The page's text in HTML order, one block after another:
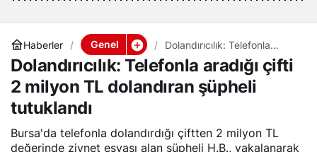
Haberler Genel
Dolandırıcılık: Telefonla
aradığı çifti 2 milyon TL
dolandıran şüpheli tutuklandı
Dolandırıcılık: Telefonla aradığı çifti
2 milyon TL dolandıran şüpheli
tutuklandı
Bursa'da telefonla dolandırdığı çiftten 2 milyon TL
değerinde ziynet eşyası alan şüpheli H.B., yakalanarak